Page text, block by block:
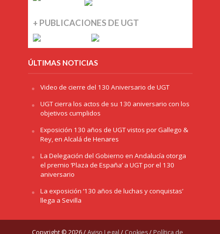
+ PUBLICACIONES DE UGT
ÚLTIMAS NOTICIAS
Video de cierre del 130 Aniversario de UGT
UGT cierra los actos de su 130 aniversario con los
objetivos cumplidos
Exposición 130 años de UGT vistos por Gallego &
Rey, en Alcalá de Henares
La Delegación del Gobierno en Andalucía otorga
el premio ‘Plaza de España’ a UGT por el 130
aniversario
La exposición ‘130 años de luchas y conquistas’
llega a Sevilla